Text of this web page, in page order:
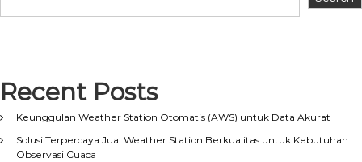
Recent Posts
Keunggulan Weather Station Otomatis (AWS) untuk Data Akurat
Solusi Terpercaya Jual Weather Station Berkualitas untuk Kebutuhan
Observasi Cuaca